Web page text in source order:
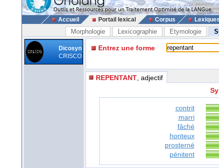
Accueil Portail lexical Corpus
Morphologie Lexicographie Etymologie
Dicosyn
CRISCO
Entrez une forme
REPENTANT , adjectif
contrit
marri
fâché
honteux
prosterné
pénitent